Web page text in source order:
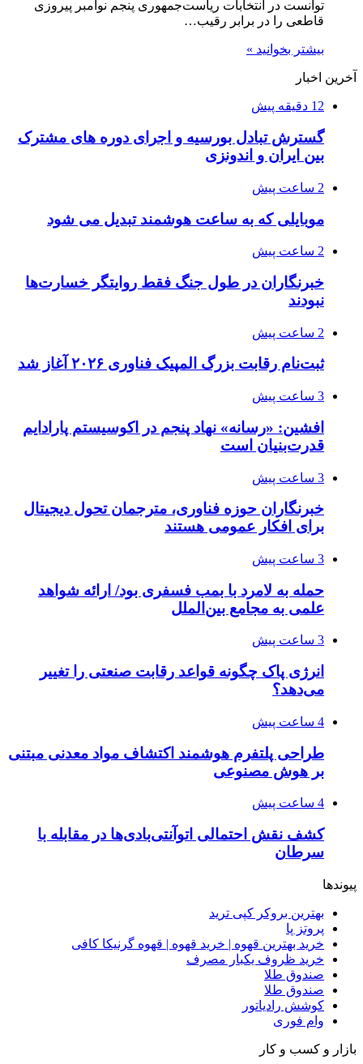
توانست در انتخابات ریاست‌جمهوری پنجم نوامبر پیروزی
قاطعی را در برابر رقیب…
بیشتر بخوانید »
آخرین اخبار
12 دقیقه پیش
گسترش تبادل بورسیه و اجرای دوره های مشترک
بین ایران و اندونزی
2 ساعت پیش
موبایلی که به ساعت هوشمند تبدیل می شود
2 ساعت پیش
خبرنگاران در طول جنگ فقط روایتگر خسارت‌ها
نبودند
2 ساعت پیش
ثبت‌نام رقابت بزرگ المپیک فناوری ۲۰۲۶ آغاز شد
3 ساعت پیش
افشین: «رسانه» نهاد پنجم در اکوسیستم پارادایم
قدرت‌بنیان است
3 ساعت پیش
خبرنگاران حوزه فناوری، مترجمان تحول دیجیتال
برای افکار عمومی هستند
3 ساعت پیش
حمله به لامرد با بمب فسفری بود/ ارائه شواهد
علمی به مجامع بین‌الملل
3 ساعت پیش
انرژی پاک چگونه قواعد رقابت صنعتی را تغییر
می‌دهد؟
4 ساعت پیش
طراحی پلتفرم هوشمند اکتشاف مواد معدنی مبتنی
بر هوش مصنوعی
4 ساعت پیش
کشف نقش احتمالی اتوآنتی‌بادی‌ها در مقابله با
سرطان
پیوندها
بهترین بروکر کپی ترید
پروتز پا
خرید بهترین قهوه | خرید قهوه | قهوه گرنیکا کافی
خرید ظروف یکبار مصرف
صندوق طلا
صندوق طلا
کوشش رادیاتور
وام فوری
بازار و کسب و کار